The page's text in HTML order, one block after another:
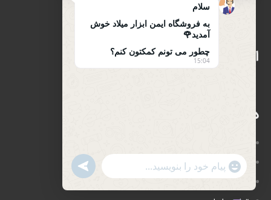
اینماد
دسترسی سریع
فروشگاه
درباره ما
سلام
به فروشگاه ایمن ابزار میلاد خوش
آمدید🌹
چطور می تونم کمکتون کنم؟
15:04
"+CHATY_SETTINGS.LANG.EMOJI_PICKER+"
WhatsApp
UNDEFINED